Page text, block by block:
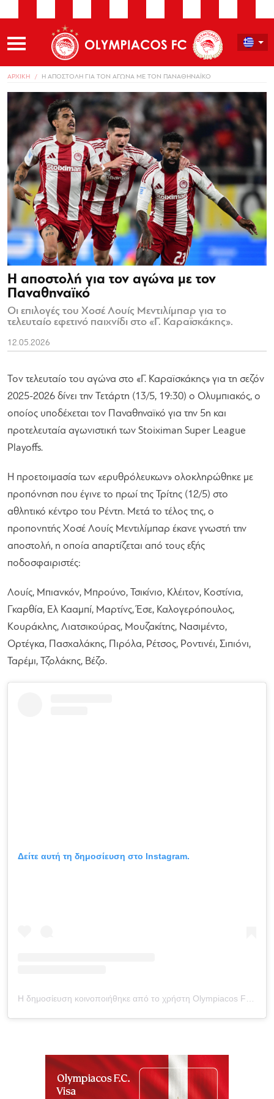
ΑΡΧΙΚΗ Η ΑΠΟΣΤΟΛΗ ΓΙΑ ΤΟΝ ΑΓΩΝΑ ΜΕ ΤΟΝ ΠΑΝΑΘΗΝΑΪΚΟ
Η αποστολή για τον αγώνα με τον
Παναθηναϊκό
Οι επιλογές του Χοσέ Λουίς Μεντιλίμπαρ για το
τελευταίο εφετινό παιχνίδι στο «Γ. Καραϊσκάκης».
12.05.2026
Τον τελευταίο του αγώνα στο «Γ. Καραϊσκάκης» για τη σεζόν
2025-2026 δίνει την Τετάρτη (13/5, 19:30) ο Ολυμπιακός, ο
οποίος υποδέχεται τον Παναθηναϊκό για την 5η και
προτελευταία αγωνιστική των Stoiximan Super League
Playoffs.
Η προετοιμασία των «ερυθρόλευκων» ολοκληρώθηκε με
προπόνηση που έγινε το πρωί της Τρίτης (12/5) στο
αθλητικό κέντρο του Ρέντη. Μετά το τέλος της, ο
προπονητής Χοσέ Λουίς Μεντιλίμπαρ έκανε γνωστή την
αποστολή, η οποία απαρτίζεται από τους εξής
ποδοσφαιριστές:
Λουίς, Μπιανκόν, Μπρούνο, Τσικίνιο, Κλέιτον, Κοστίνια,
Γκαρθία, Ελ Κααμπί, Μαρτίνς, Έσε, Καλογερόπουλος,
Κουράκλης, Λιατσικούρας, Μουζακίτης, Νασιμέντο,
Ορτέγκα, Πασχαλάκης, Πιρόλα, Ρέτσος, Ροντινέι, Σιπιόνι,
Ταρέμι, Τζολάκης, Βέζο.
Δείτε αυτή τη δημοσίευση στο Instagram.